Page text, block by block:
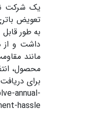
یک شرکت
تعویض
به طور
داشت و از
مانند
محصول،
برای
annual-
hassle